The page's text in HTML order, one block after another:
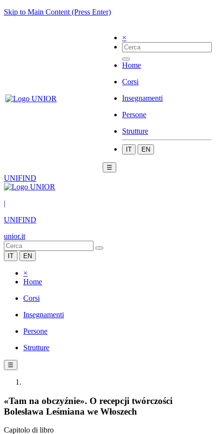
Skip to Main Content (Press Enter)
×
Home
Corsi
Insegnamenti
Persone
Strutture
IT EN
☰
UNIFIND
|
UNIFIND
unior.it
IT EN
×
Home
Corsi
Insegnamenti
Persone
Strutture
☰
«Tam na obczyźnie». O recepcji twórczości
Bolesława Leśmiana we Włoszech
Capitolo di libro